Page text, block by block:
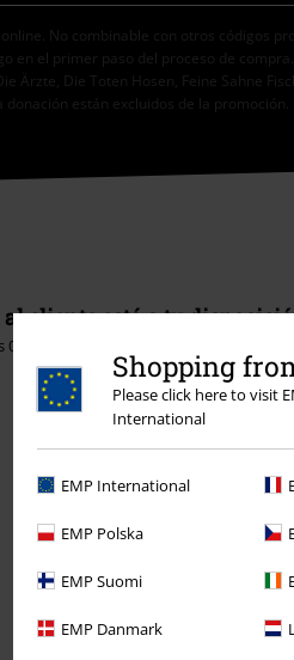
Shopping
Please click here to visit
International
EMP International
EMP Polska
EMP Suomi
EMP Danmark
No combinable con otros códigos
en el primer paso del proceso de
Ärzte, Die Toten Hosen, Feine Sahne
están excluidos de la promoción.
cliente está a tu
hasta las 15:30.